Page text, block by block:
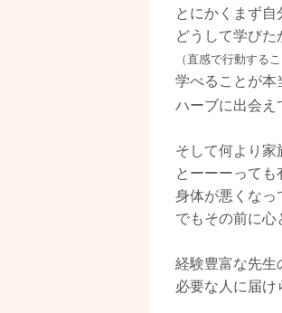
とにかくまず
どうして学びた
（直感で行動する
学べることが本
ハーブに出会え
そして何より家
とーーーっても
身体が悪くなっ
でもその前に心
経験豊富な先生
必要な人に届け